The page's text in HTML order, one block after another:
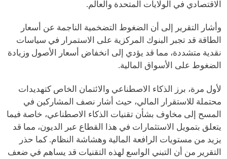
الاقتصادي في الولايات المتحدة والعالم.
وأشار التقرير إلى أن الضغوط التضخمية الناجمة عن أسعار
الطاقة قد تجبر البنوك المركزية على الاستمرار في سياسات
نقدية متشددة، مما قد يؤدي إلى انخفاض أسعار الأصول وزيادة
الضغوط على الأسواق المالية.
لأول مرة، برز الذكاء الاصطناعي والائتمان الخاص كتهديدات
محتملة للاستقرار المالي، حيث أشار نصف المشاركين في
المسح إلى مخاوف بشأن تقنيات الذكاء الاصطناعي، خاصة فيما
يتعلق بتمويل الاستثمارات في هذا القطاع عبر الديون، مما قد
يزيد من مستويات الرافعة المالية وهشاشة النظام. كما حذر
التقرير من أن التبني الواسع لهذه التقنيات قد يساهم في ضعف